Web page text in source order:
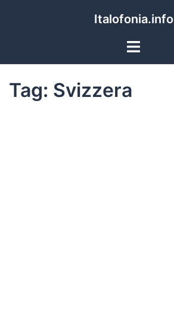
Italofonia.info
Tag: Svizzera